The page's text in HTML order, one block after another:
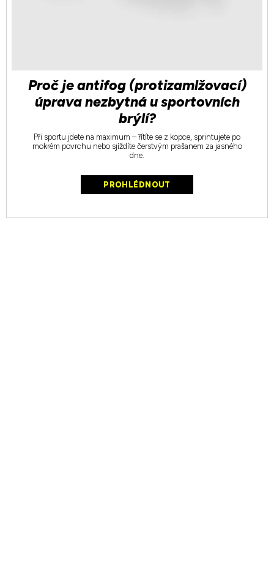
Proč je antifog (protizamlžovací)
úprava nezbytná u sportovních
brýlí?
Při sportu jdete na maximum – řítíte se z kopce, sprintujete po
mokrém povrchu nebo sjíždíte čerstvým prašanem za jasného
dne.
PROHLÉDNOUT